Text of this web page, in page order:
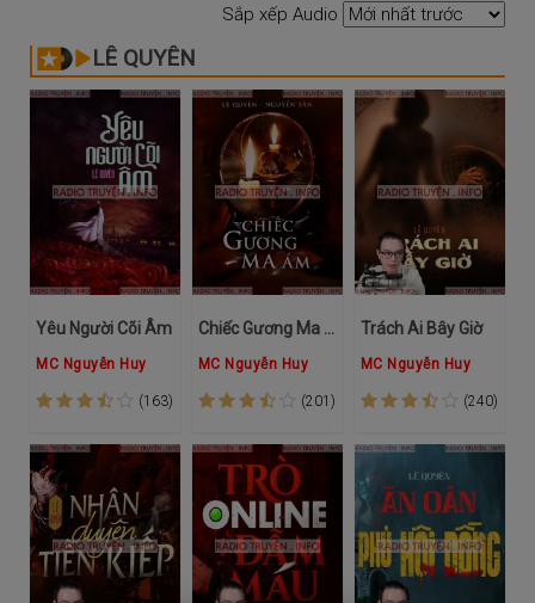
Sắp xếp Audio
LÊ QUYÊN
Yêu Người Cõi Âm
MC Nguyễn Huy
(163)
Chiếc Gương Ma Ám
MC Nguyễn Huy
(201)
Trách Ai Bây Giờ
MC Nguyễn Huy
(240)